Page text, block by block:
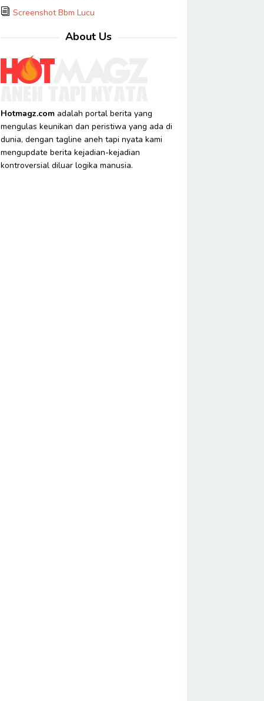
Screenshot Bbm Lucu
About Us
Hotmagz.comadalah portal berita yang
mengulas keunikan dan peristiwa yang ada di
dunia, dengan tagline aneh tapi nyata kami
mengupdate berita kejadian-kejadian
kontroversial diluar logika manusia.